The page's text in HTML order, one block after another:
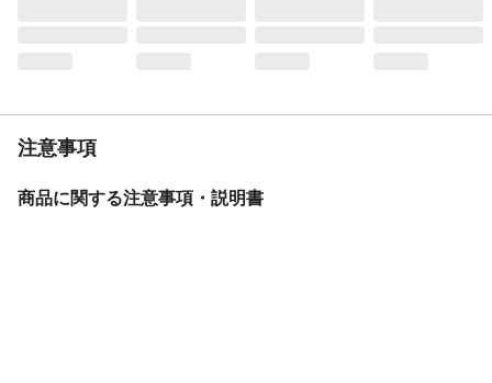
注意事項
商品に関する注意事項・説明書